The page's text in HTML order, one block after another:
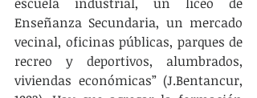
Enseñanza Secundaria, un mercado
vecinal, oficinas públicas, parques de
recreo y deportivos, alumbrados,
viviendas económicas” (J.Bentancur,